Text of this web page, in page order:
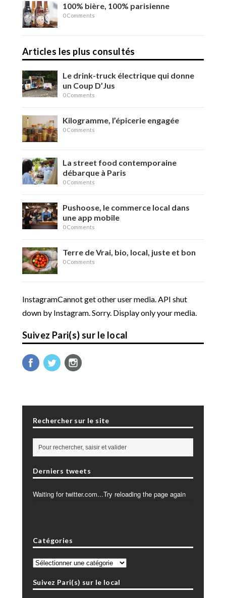
100% bière, 100% parisienne
0 Comments
Articles les plus consultés
Le drink-truck électrique qui donne
un Coup D’Jus
0 Comments
Kilogramme, l’épicerie engagée
0 Comments
La street food contemporaine
débarque à Paris
0 Comments
Pushoose, le commerce local dans
une app mobile
0 Comments
Terre de Vrai, bio, local, juste et bon
0 Comments
InstagramCannot get other user media. API shut
down by Instagram. Sorry. Display only your media.
Suivez Pari(s) sur le local
Rechercher sur le site
Derniers tweets
Waiting for twitter.com...Try reloading the page again
Catégories
Catégories
Suivez Pari(s) sur le local